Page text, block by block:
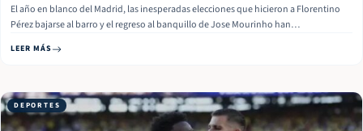
El año en blanco del Madrid, las inesperadas elecciones que hicieron a Florentino
Pérez bajarse al barro y el regreso al banquillo de Jose Mourinho han
más caliente que se recuerda en mucho tiempo. El… Read More
LEER MÁS
DEPORTES